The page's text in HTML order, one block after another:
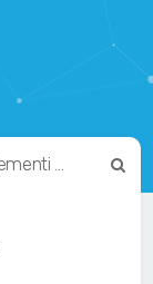
Elementi di Calcolabilità e Complessità